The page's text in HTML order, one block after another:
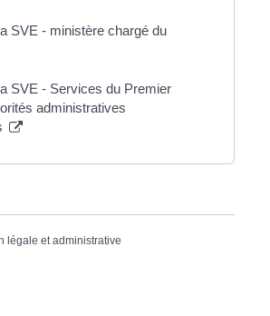
SVE - ministère chargé du
SVE - Services du Premier
administratives
légale et administrative